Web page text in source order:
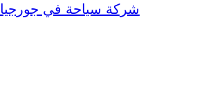
شركة سياحة في جورجيا